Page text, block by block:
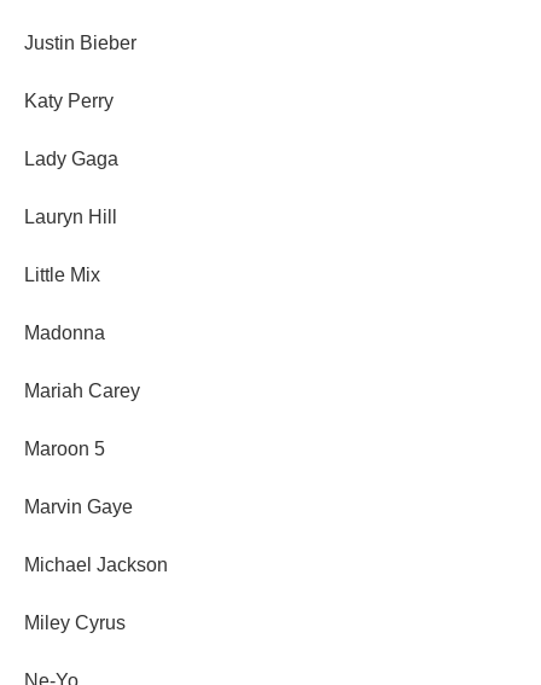
Justin Bieber
Katy Perry
Lady Gaga
Lauryn Hill
Little Mix
Madonna
Mariah Carey
Maroon 5
Marvin Gaye
Michael Jackson
Miley Cyrus
Ne-Yo